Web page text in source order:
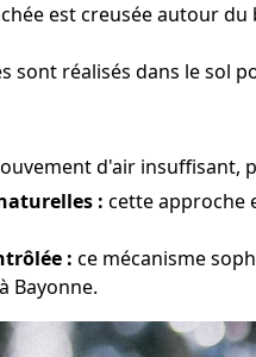
est creusée autour
sont réalisés dans le sol
d'air insuffisant,
: cette approche
: ce mécanisme
Bayonne.